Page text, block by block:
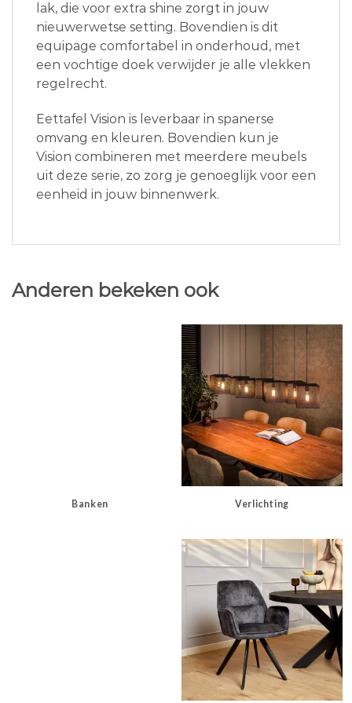
lak, die voor extra shine zorgt in jouw
nieuwerwetse setting. Bovendien is dit
equipage comfortabel in onderhoud, met
een vochtige doek verwijder je alle vlekken
regelrecht.
Eettafel Vision is leverbaar in spanerse
omvang en kleuren. Bovendien kun je
Vision combineren met meerdere meubels
uit deze serie, zo zorg je genoeglijk voor een
eenheid in jouw binnenwerk.
Anderen bekeken ook
Banken Verlichting